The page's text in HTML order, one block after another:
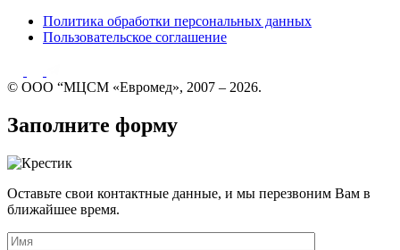
Политика обработки персональных данных
Пользовательское соглашение
© ООО “МЦСМ «Евромед», 2007 – 2026.
Заполните форму
Оставьте свои контактные данные, и мы перезвоним Вам в
ближайшее время.